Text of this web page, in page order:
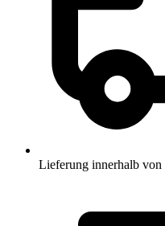
Lieferung innerhalb von